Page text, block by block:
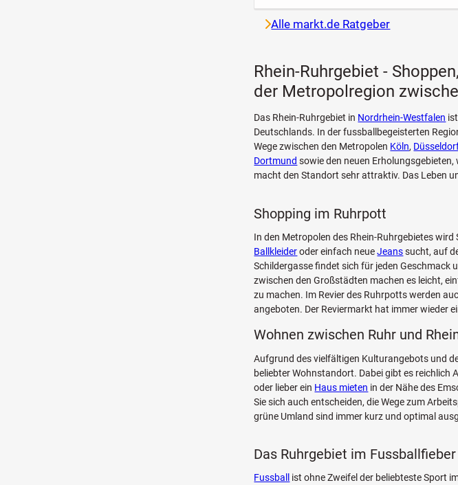
Alle markt.de Ratgeber
Rhein-Ruhrgebiet -
der Metropolregion
Das Rhein-Ruhrgebiet in Nordrhein-Westfalen
Deutschlands. In der fussballbegeisterten
Wege zwischen den Metropolen Köln,
Dortmund sowie den neuen
macht den Standort sehr attraktiv. Das Leben
Shopping im Ruhrpott
In den Metropolen des Rhein-Ruhrgebietes
Ballkleideroder einfach neueJeanssucht, auf
Schildergasse findet sich für jeden Geschmack
zwischen den Großstädten machen es leicht,
zu machen. Im Revier des Ruhrpotts werden
angeboten. Der Reviermarkt hat immer wieder
Wohnen zwischen Ruhr und
Aufgrund des vielfältigen Kulturangebots und
beliebter Wohnstandort. Dabei gibt es reichlich
oder lieber ein Haus mieten in der Nähe des
Sie sich auch entscheiden, die Wege zum
grüne Umland sind immer kurz und optimal
Das Ruhrgebiet im Fussballfieber
Fussball ist ohne Zweifel der beliebteste Sport